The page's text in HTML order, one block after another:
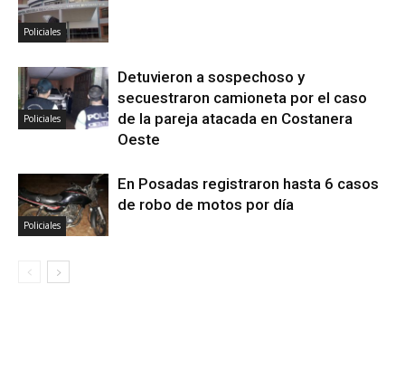
Policiales
Policiales
Detuvieron a sospechoso y
secuestraron camioneta por el caso
de la pareja atacada en Costanera
Oeste
Policiales
En Posadas registraron hasta 6 casos
de robo de motos por día